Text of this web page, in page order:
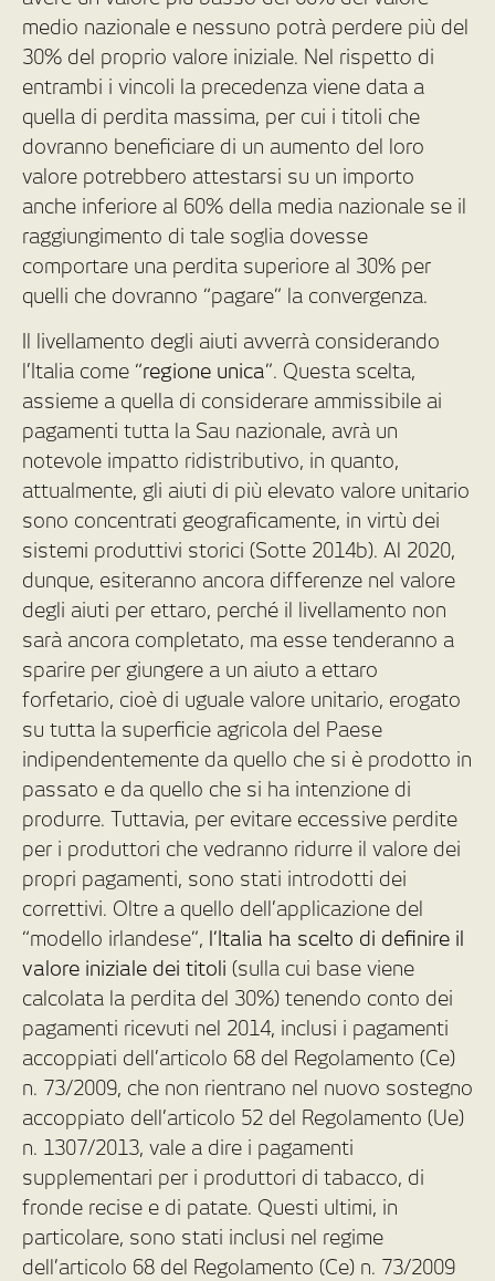
medio nazionale e nessuno potrà perdere più del
30% del proprio valore iniziale. Nel rispetto di
entrambi i vincoli la precedenza viene data a
quella di perdita massima, per cui i titoli che
dovranno beneficiare di un aumento del loro
valore potrebbero attestarsi su un importo
anche inferiore al 60% della media nazionale se il
raggiungimento di tale soglia dovesse
comportare una perdita superiore al 30% per
quelli che dovranno “pagare” la convergenza.
Il livellamento degli aiuti avverrà considerando
l’Italia come “regione unica”. Questa scelta,
assieme a quella di considerare ammissibile ai
pagamenti tutta la Sau nazionale, avrà un
notevole impatto ridistributivo, in quanto,
attualmente, gli aiuti di più elevato valore unitario
sono concentrati geograficamente, in virtù dei
sistemi produttivi storici (Sotte 2014b). Al 2020,
dunque, esiteranno ancora differenze nel valore
degli aiuti per ettaro, perché il livellamento non
sarà ancora completato, ma esse tenderanno a
sparire per giungere a un aiuto a ettaro
forfetario, cioè di uguale valore unitario, erogato
su tutta la superficie agricola del Paese
indipendentemente da quello che si è prodotto in
passato e da quello che si ha intenzione di
produrre. Tuttavia, per evitare eccessive perdite
per i produttori che vedranno ridurre il valore dei
propri pagamenti, sono stati introdotti dei
correttivi. Oltre a quello dell’applicazione del
“modello irlandese”, l’Italia ha scelto di definire il
valore iniziale dei titoli (sulla cui base viene
calcolata la perdita del 30%) tenendo conto dei
pagamenti ricevuti nel 2014, inclusi i pagamenti
accoppiati dell’articolo 68 del Regolamento (Ce)
n. 73/2009, che non rientrano nel nuovo sostegno
accoppiato dell’articolo 52 del Regolamento (Ue)
n. 1307/2013, vale a dire i pagamenti
supplementari per i produttori di tabacco, di
fronde recise e di patate. Questi ultimi, in
particolare, sono stati inclusi nel regime
dell’articolo 68 del Regolamento (Ce) n. 73/2009